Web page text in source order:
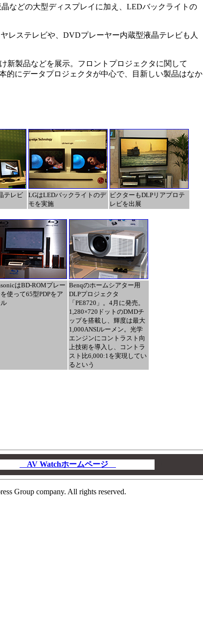
などの大型ディスプレイに加え、LEDバックライトの
レステレビや、DVDプレーヤー内蔵型液晶テレビも人
新製品などを展示。フロントプロジェクタに関して
的にデータプロジェクタが中心で、目新しい製品はなか
テレビ
LGはLEDバックライトのデ
モを実施
ビクターもDLPリアプロテ
レビを出展
はBD-ROMプレー
使って65型PDPをア
Benqのホームシアター用
DLPプロジェクタ
「PE8720」。4月に発売。
1,280×720ドットのDMDチ
ップを搭載し、輝度は最大
1,000ANSIルーメン。光学
エンジンにコントラスト向
上技術を導入し、コントラ
スト比6,000:1を実現してい
るという
AV Watchホームページ
Group company. All rights reserved.